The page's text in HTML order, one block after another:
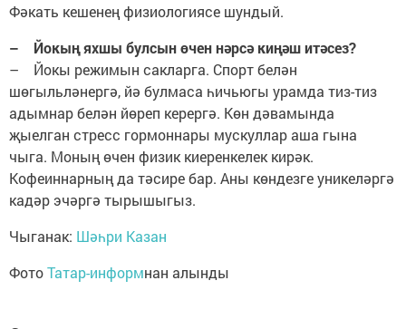
Фәкать кешенең физиологиясе шундый.
– Йокың яхшы булсын өчен нәрсә киңәш итәсез?
– Йокы режимын сакларга. Спорт белән
шөгыльләнергә, йә булмаса һичьюгы урамда тиз-тиз
адымнар белән йөреп керергә. Көн дәвамында
җыелган стресс гормоннары мускуллар аша гына
чыга. Моның өчен физик киеренкелек кирәк.
Кофеиннарның да тәсире бар. Аны көндезге уникеләргә
кадәр эчәргә тырышыгыз.
Чыганак: Шәһри Казан
ФотоТатар-информнан алынды